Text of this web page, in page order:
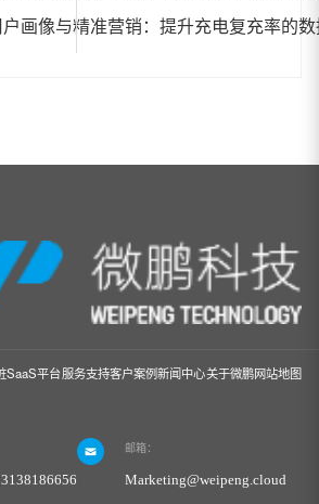
画像与精准营销：提升充电复充率的
SaaS平台服务支持客户案例新闻中心关于微鹏网站地图
邮箱：
Marketing@weipeng.cloud